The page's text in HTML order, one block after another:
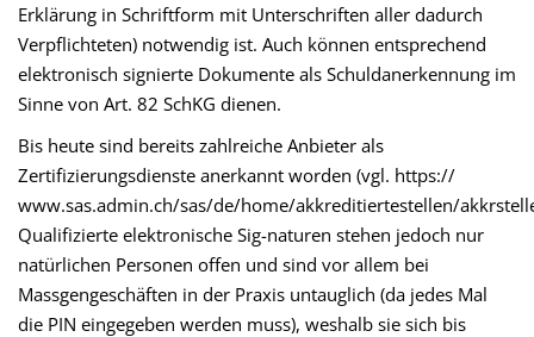
Erklärung in Schriftform mit Unterschriften aller dadurch
Verpflichteten) notwendig ist. Auch können entsprechend
elektronisch signierte Dokumente als Schuldanerkennung im
Sinne von Art. 82 SchKG dienen.
Bis heute sind bereits zahlreiche Anbieter als
Zertifizierungsdienste anerkannt worden (vgl. https://
www.sas.admin.ch/sas/de/home/akkreditiertestellen/
Qualifizierte elektronische Sig-naturen stehen jedoch nur
natürlichen Personen offen und sind vor allem bei
Massgengeschäften in der Praxis untauglich (da jedes Mal
die PIN eingegeben werden muss), weshalb sie sich bis